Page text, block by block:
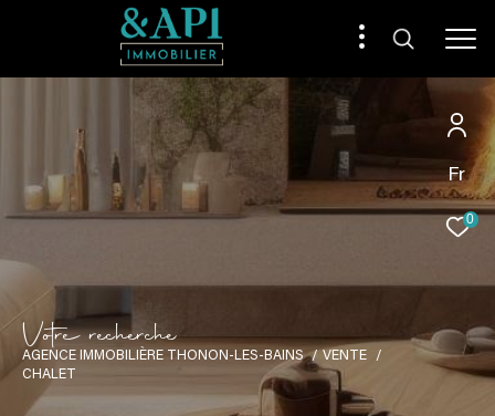
Fr
0
Votre recherche
AGENCE IMMOBILIÈRE THONON-LES-BAINS
VENTE
CHALET